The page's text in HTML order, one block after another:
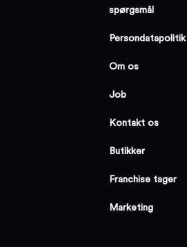
spørgsmål
Persondatapolitik
Om os
Job
Kontakt os
Butikker
Franchise tager
Marketing